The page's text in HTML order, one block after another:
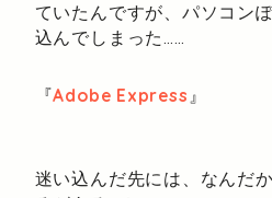
ていたんですが、パソコン
込んでしまった……
『Adobe Express 』
迷い込んだ先には、なんだ